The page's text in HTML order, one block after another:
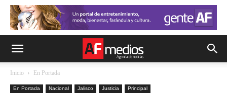
Inicio En Portada
En Portada Nacional Jalisco Justicia Principal